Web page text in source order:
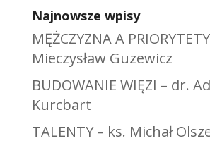
Najnowsze wpisy
MĘŻCZYZNA A
Mieczysław Guzewicz
BUDOWANIE WIĘZI – dr.
Kurcbart
TALENTY – ks. Michał